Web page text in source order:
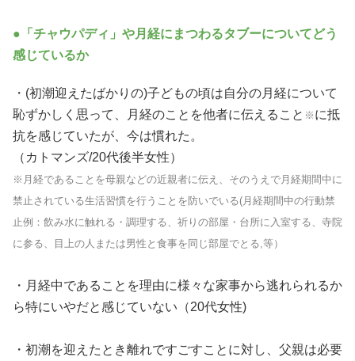
●「チャウパディ」や月経にまつわるタブーについてどう
感じているか
・(初潮迎えたばかりの)子どもの頃は自分の月経について
恥ずかしく思って、月経のことを他者に伝えること ※ に抵
抗を感じていたが、今は慣れた。
（カトマンズ/20代後半女性）
※月経であることを母親などの近親者に伝え、そのうえで月経期間中に
禁止されている生活習慣を行うことを防いでいる(月経期間中の行動禁
止例：飲み水に触れる・調理する、祈りの部屋・台所に入室する、寺院
に参る、目上の人または男性と食事を同じ部屋でとる,等）
・月経中であることを理由に様々な家事から逃れられるか
ら特にいやだと感じていない（20代女性)
・初潮を迎えたとき離れですごすことに対し、父親は必要